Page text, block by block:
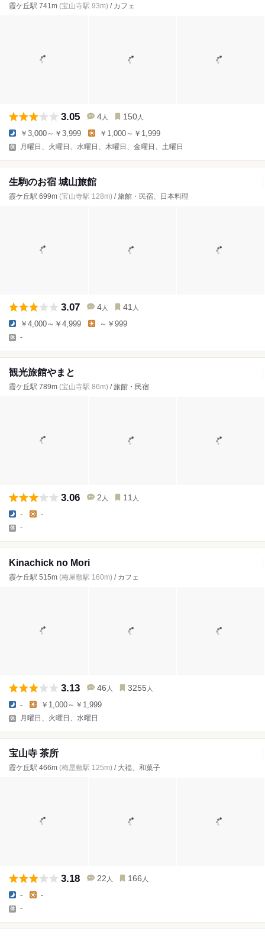
霞ケ丘駅 741m (宝山寺駅 93m) / カフェ
3.05 4 人 150 人
￥3,000～￥3,999 ￥1,000～￥1,999
月曜日、火曜日、水曜日、木曜日、金曜日、土曜日
生駒のお宿 城山旅館
霞ケ丘駅 699m (宝山寺駅 128m) / 旅館・民宿、日本料理
3.07 4 人 41 人
￥4,000～￥4,999 ～￥999
-
観光旅館やまと
霞ケ丘駅 789m (宝山寺駅 86m) / 旅館・民宿
3.06 2 人 11 人
- -
-
Kinachick no Mori
霞ケ丘駅 515m (梅屋敷駅 160m) / カフェ
3.13 46 人 3255 人
- ￥1,000～￥1,999
月曜日、火曜日、水曜日
宝山寺 茶所
霞ケ丘駅 466m (梅屋敷駅 125m) / 大福、和菓子
3.18 22 人 166 人
- -
-